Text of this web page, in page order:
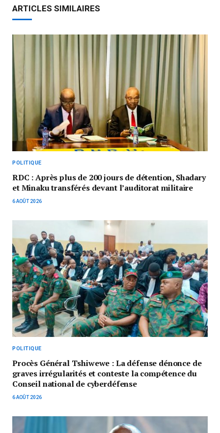
ARTICLES SIMILAIRES
POLITIQUE
RDC : Après plus de 200 jours de détention, Shadary
et Minaku transférés devant l’auditorat militaire
6 AOÛT 2026
POLITIQUE
Procès Général Tshiwewe : La défense dénonce de
graves irrégularités et conteste la compétence du
Conseil national de cyberdéfense
6 AOÛT 2026